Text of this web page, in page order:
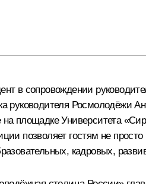
в сопровождении
руководителя Росмолодёжи
площадке Университета
позволяет гостям не
кадровых,